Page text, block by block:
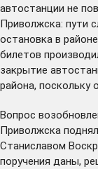
автостанции не
Приволжска: пути
остановка в
билетов
закрытие
района, поскольку
Вопрос
Приволжска
Станиславом
поручения даны,